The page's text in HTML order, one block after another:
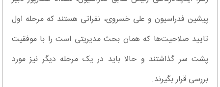
پیشین فدراسیون و علی خسروی، نفراتی هستند که مرحله اول
تایید صلاحیت‌ها که همان بحث مدیریتی است را با موفقیت
پشت سر گذاشتند و حالا باید در یک مرحله دیگر نیز مورد
بررسی قرار بگیرند.